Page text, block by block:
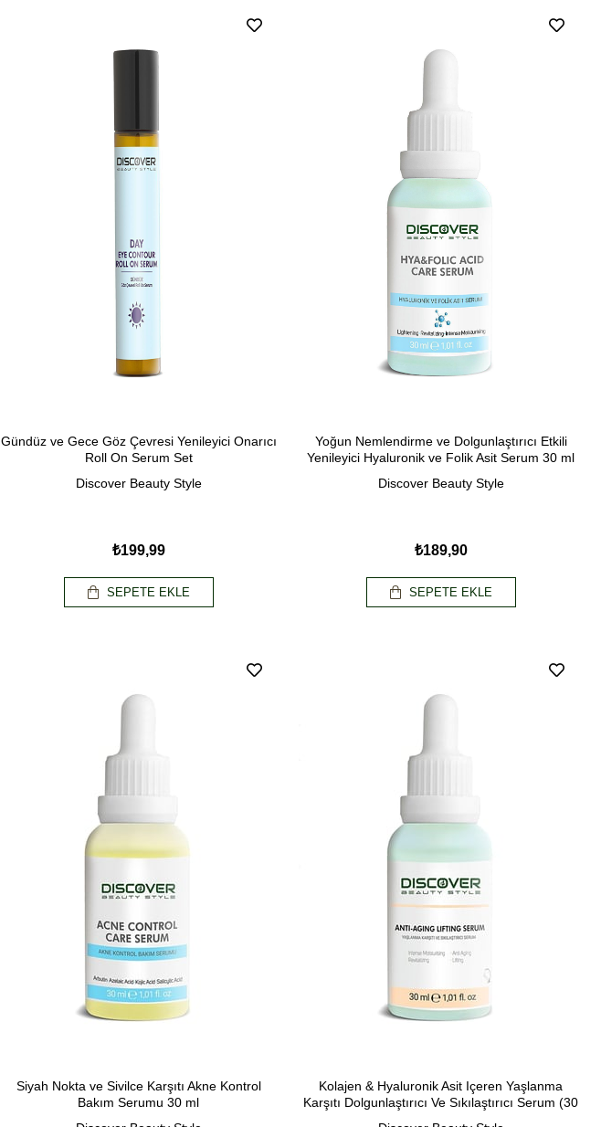
Gündüz ve Gece Göz Çevresi Yenileyici Onarıcı
Roll On Serum Set
Discover Beauty Style
₺199,99
SEPETE EKLE
Yoğun Nemlendirme ve Dolgunlaştırıcı Etkili
Yenileyici Hyaluronik ve Folik Asit Serum 30 ml
Discover Beauty Style
₺189,90
SEPETE EKLE
Siyah Nokta ve Sivilce Karşıtı Akne Kontrol
Bakım Serumu 30 ml
Kolajen & Hyaluronik Asit Içeren Yaşlanma
Karşıtı Dolgunlaştırıcı Ve Sıkılaştırıcı Serum (30